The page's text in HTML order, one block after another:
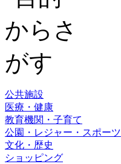
公共施設
医療・健康
教育機関・子育て
公園・レジャー・スポーツ
文化・歴史
ショッピング